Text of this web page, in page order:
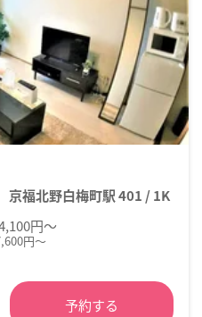
福北野白梅町駅 401 / 1K
円～
円～
予約する